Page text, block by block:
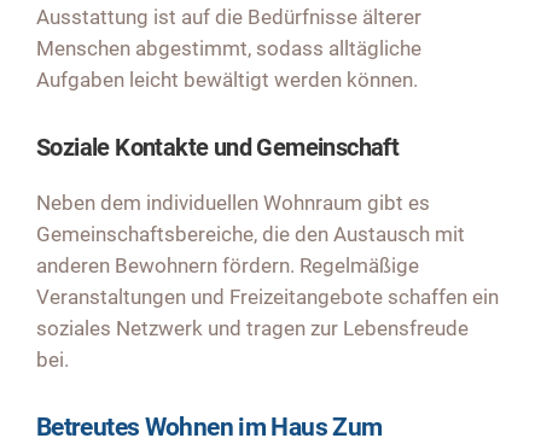
Ausstattung ist auf die Bedürfnisse älterer
Menschen abgestimmt, sodass alltägliche
Aufgaben leicht bewältigt werden können.
Soziale Kontakte und Gemeinschaft
Neben dem individuellen Wohnraum gibt es
Gemeinschaftsbereiche, die den Austausch mit
anderen Bewohnern fördern. Regelmäßige
Veranstaltungen und Freizeitangebote schaffen ein
soziales Netzwerk und tragen zur Lebensfreude
bei.
Betreutes Wohnen im Haus Zum